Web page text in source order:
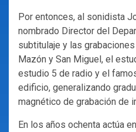
Por entonces, al sonidista
nombrado Director del
subtitulaje y las
Mazón y San Miguel, el
estudio 5 de radio y el
edificio, generalizando
magnético de grabación de
En los años ochenta actúa